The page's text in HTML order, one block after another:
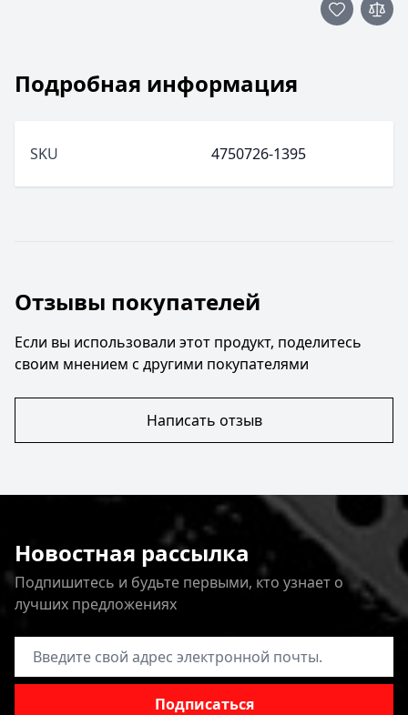
Подробная информация
SKU 4750726-1395
Отзывы покупателей
Если вы использовали этот продукт, поделитесь
своим мнением с другими покупателями
Написать отзыв
Новостная рассылка
Подпишитесь и будьте первыми, кто узнает о
лучших предложениях
Адрес электронной почты
Подписаться